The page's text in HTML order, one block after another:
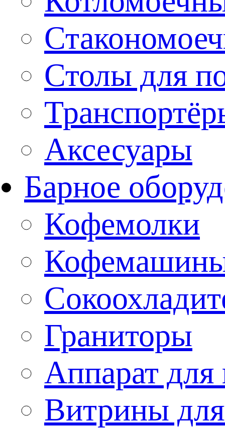
Столы для
Аксесуары
Барное
Кофемолки
Граниторы
Аппарат для
Витрины